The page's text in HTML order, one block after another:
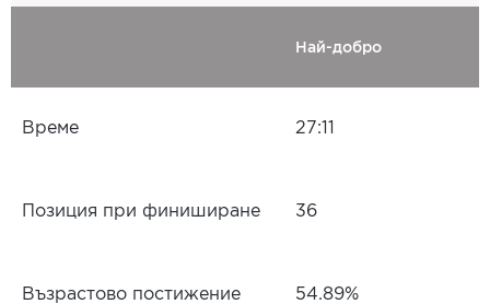
Най-добро
Време 27:11
Позиция при финиширане 36
Възрастово постижение 54.89%